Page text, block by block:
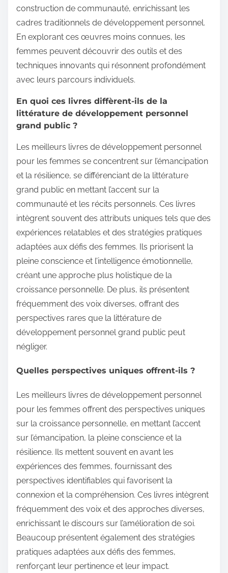
construction de communauté, enrichissant les
cadres traditionnels de développement personnel.
En explorant ces œuvres moins connues, les
femmes peuvent découvrir des outils et des
techniques innovants qui résonnent profondément
avec leurs parcours individuels.
En quoi ces livres diffèrent-ils de la
littérature de développement personnel
grand public ?
Les meilleurs livres de développement personnel
pour les femmes se concentrent sur l’émancipation
et la résilience, se différenciant de la littérature
grand public en mettant l’accent sur la
communauté et les récits personnels. Ces livres
intègrent souvent des attributs uniques tels que des
expériences relatables et des stratégies pratiques
adaptées aux défis des femmes. Ils priorisent la
pleine conscience et l’intelligence émotionnelle,
créant une approche plus holistique de la
croissance personnelle. De plus, ils présentent
fréquemment des voix diverses, offrant des
perspectives rares que la littérature de
développement personnel grand public peut
négliger.
Quelles perspectives uniques offrent-ils ?
Les meilleurs livres de développement personnel
pour les femmes offrent des perspectives uniques
sur la croissance personnelle, en mettant l’accent
sur l’émancipation, la pleine conscience et la
résilience. Ils mettent souvent en avant les
expériences des femmes, fournissant des
perspectives identifiables qui favorisent la
connexion et la compréhension. Ces livres intègrent
fréquemment des voix et des approches diverses,
enrichissant le discours sur l’amélioration de soi.
Beaucoup présentent également des stratégies
pratiques adaptées aux défis des femmes,
renforçant leur pertinence et leur impact.